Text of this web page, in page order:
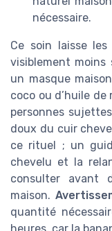
nécessaire.
Ce soin laisse
visiblement
un masque
coco ou d’huile
personnes
doux du cuir
ce rituel ; un
chevelu et la
consulter avant
maison.
quantité